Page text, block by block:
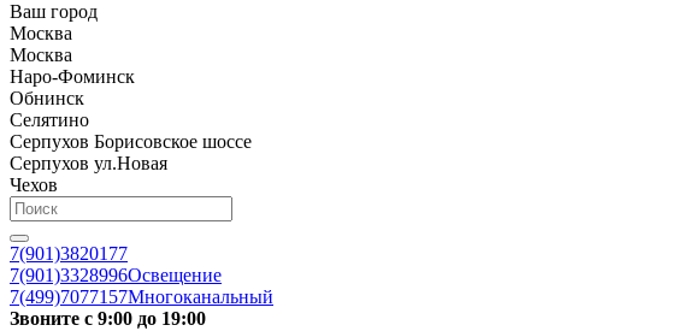
Ваш город
Москва
Москва
Наро-Фоминск
Обнинск
Селятино
Серпухов Борисовское шоссе
Серпухов ул.Новая
Чехов
7(901)3820177
7(901)3328996Освещение
7(499)7077157Многоканальный
Звоните с 9:00 до 19:00